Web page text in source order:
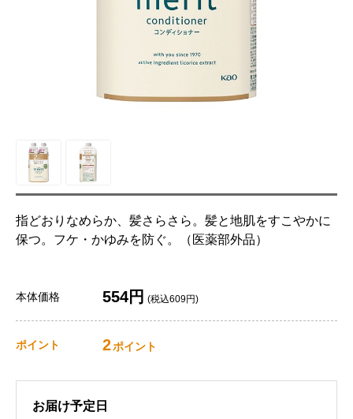
指どおりなめらか、髪さらさら。髪と地肌をすこやかに
保つ。フケ・かゆみを防ぐ。（医薬部外品）
本体価格 554円 (税込609円)
ポイント 2ポイント
お届け予定日